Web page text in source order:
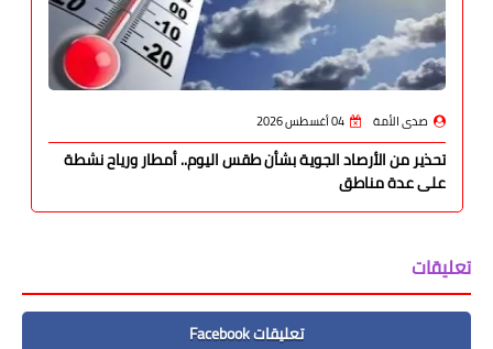
صدى الأمة 04 أغسطس 2026
تحذير من الأرصاد الجوية بشأن طقس اليوم.. أمطار ورياح نشطة
على عدة مناطق
تعليقات
تعليقات Facebook